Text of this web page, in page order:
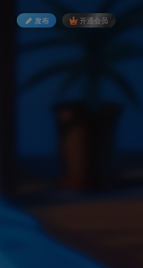
发布 开通会员